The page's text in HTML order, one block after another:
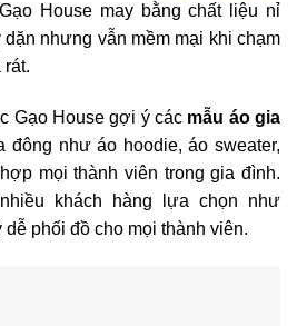
House may bằng chất liệu nỉ
nhưng vẫn mềm mại khi chạm
rát.
Gạo House gợi ý các mẫu áo gia
đông như áo hoodie, áo sweater,
mọi thành viên trong gia đình.
khách hàng lựa chọn như
phối đồ cho mọi thành viên.